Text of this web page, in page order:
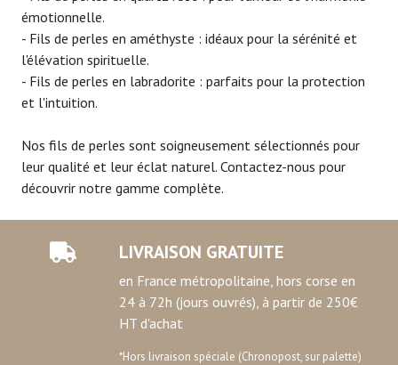
émotionnelle.
- Fils de perles en améthyste : idéaux pour la sérénité et
l'élévation spirituelle.
- Fils de perles en labradorite : parfaits pour la protection
et l'intuition.
Nos fils de perles sont soigneusement sélectionnés pour
leur qualité et leur éclat naturel. Contactez-nous pour
découvrir notre gamme complète.
LIVRAISON GRATUITE
en France métropolitaine, hors corse en
24 à 72h (jours ouvrés), à partir de 250€
HT d'achat
*Hors livraison spéciale (Chronopost, sur palette)